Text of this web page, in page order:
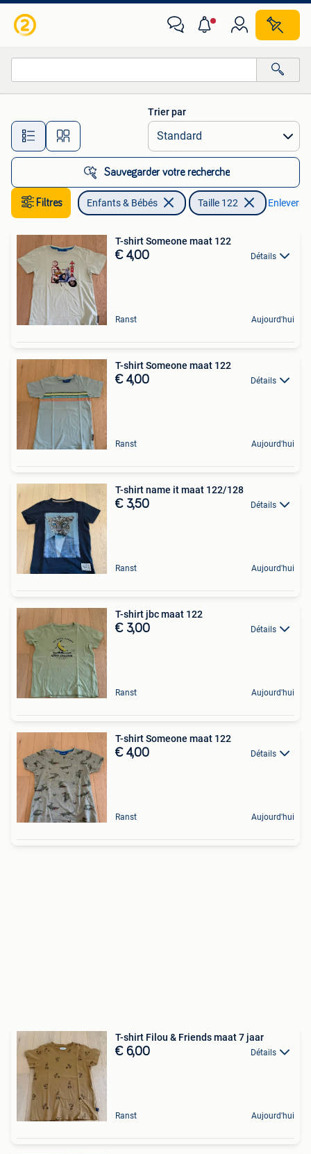
Toutes les distances…
Trier par
Sauvegarder votre recherche
Filtres Enfants & Bébés Taille 122 Enlever
T-shirt Someone maat 122
€ 4,00 Détails
Ranst Aujourd'hui
T-shirt Someone maat 122
€ 4,00 Détails
Ranst Aujourd'hui
T-shirt name it maat 122/128
€ 3,50 Détails
Ranst Aujourd'hui
T-shirt jbc maat 122
€ 3,00 Détails
Ranst Aujourd'hui
T-shirt Someone maat 122
€ 4,00 Détails
Ranst Aujourd'hui
T-shirt Filou & Friends maat 7 jaar
€ 6,00 Détails
Ranst Aujourd'hui